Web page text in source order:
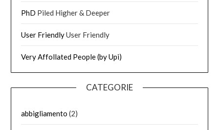
PhD Piled Higher & Deeper
User FriendlyUser Friendly
Very Affollated People (by Upi)
CATEGORIE
abbigliamento (2)